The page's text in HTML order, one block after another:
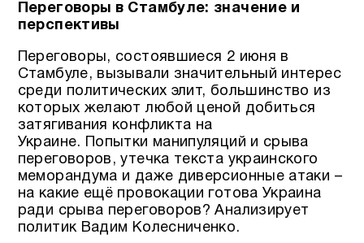
Переговоры в Стамбуле: значение и
перспективы
Переговоры, состоявшиеся 2 июня в
Стамбуле, вызывали значительный интерес
среди политических элит, большинство из
которых желают любой ценой добиться
затягивания конфликта на
Украине. Попытки манипуляций и срыва
переговоров, утечка текста украинского
меморандума и даже диверсионные атаки –
на какие ещё провокации готова Украина
ради срыва переговоров? Анализирует
политик Вадим Колесниченко.